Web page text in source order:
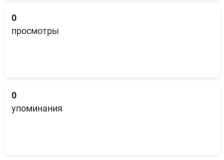
0
просмотры
0
упоминания